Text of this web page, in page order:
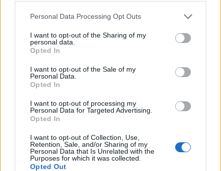
Please note that this website/app uses one or more Google
not limited to your visit or usage behaviour. You may click to
grant or deny consent to Google and its third-party tags to
use your data for below specified purposes in below Google
consent section.
Personal Data Processing Opt Outs
I want to opt-out of the Sharing of my
personal data.
Opted In
I want to opt-out of the Sale of my
Personal Data.
Opted In
I want to opt-out of processing my
Personal Data for Targeted Advertising.
Opted In
I want to opt-out of Collection, Use,
Retention, Sale, and/or Sharing of my
Personal Data that Is Unrelated with the
Purposes for which it was collected.
Opted Out
Continua a leggere